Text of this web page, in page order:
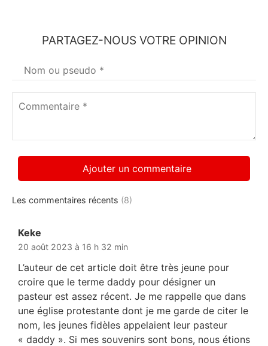
PARTAGEZ-NOUS VOTRE OPINION
Votre
nom*
Les commentaires récents (8)
Keke
20 août 2023 à 16 h 32 min
L’auteur de cet article doit être très jeune pour
croire que le terme daddy pour désigner un
pasteur est assez récent. Je me rappelle que dans
une église protestante dont je me garde de citer le
nom, les jeunes fidèles appelaient leur pasteur
« daddy ». Si mes souvenirs sont bons, nous étions